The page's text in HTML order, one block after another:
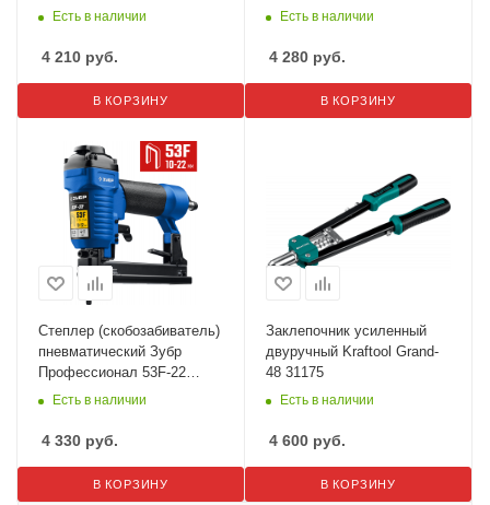
тип 80 31938
Есть в наличии
4 210 руб.
В КОРЗИНУ
Есть в наличии
4 280 руб.
В КОРЗИНУ
Степлер (скобозабиватель)
пневматический Зубр
Профессионал 53F-22
скобы тип 53F 31935
Есть в наличии
4 330 руб.
В КОРЗИНУ
Заклепочник усиленный
двуручный Kraftool Grand-
48 31175
Есть в наличии
4 600 руб.
В КОРЗИНУ